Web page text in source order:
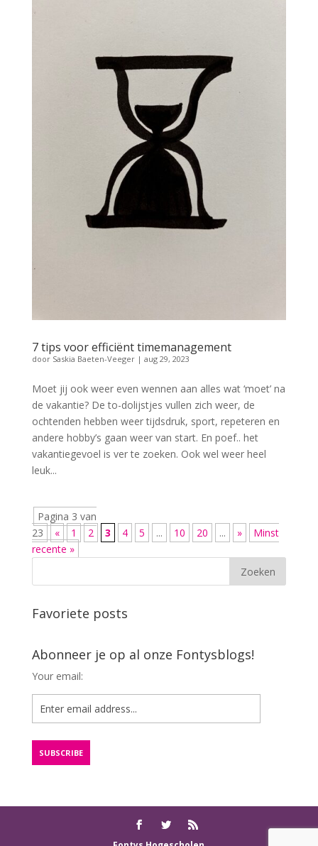
7 tips voor efficiënt timemanagement
door Saskia Baeten-Veeger| aug 29, 2023
Moet jij ook weer even wennen aan alles wat ‘moet’ na
de vakantie? De to-dolijstjes vullen zich weer, de
ochtenden hebben weer tijdsdruk, sport, repeteren en
andere hobby’s gaan weer van start. En poef.. het
vakantiegevoel is ver te zoeken. Ook wel weer heel
leuk...
Pagina 3 van
23
« 1 2 3 4 5 ... 10 20 ... »
Minst
recente »
Favoriete posts
Abonneer je op al onze Fontysblogs!
Your email: